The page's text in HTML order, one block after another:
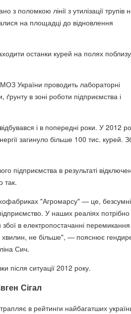
поломкою лінії з утилізації трупів
на площадці до відновлення
останки курей на полях поблизу
України проводить лабораторні
в зоні роботи підприємства і
і в попередні роки. У 2012
загинуло більше 100 тис. курей.
підприємства в результаті
так.
"Агромарсу" — це,
У наших реаліях потрібно
в електропостачанні
хвилин, не більше", — пояснює
Сич.
після ситуації 2012 року.
Сігал
в рейтинги найбагатших